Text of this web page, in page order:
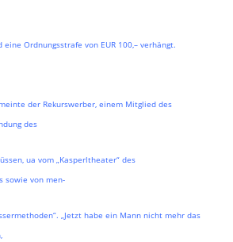
Ordnungsstrafe von EUR 100,– verhängt.
der Rekurswerber, einem Mitglied des
des
ua vom „Kasperltheater“ des
sowie von men-
„Jetzt habe ein Mann nicht mehr das